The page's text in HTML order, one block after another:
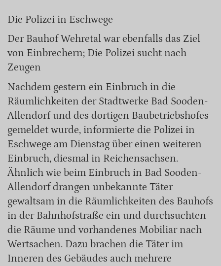
Die Polizei in Eschwege
Der Bauhof Wehretal war ebenfalls das Ziel
von Einbrechern; Die Polizei sucht nach
Zeugen
Nachdem gestern ein Einbruch in die
Räumlichkeiten der Stadtwerke Bad Sooden-
Allendorf und des dortigen Baubetriebshofes
gemeldet wurde, informierte die Polizei in
Eschwege am Dienstag über einen weiteren
Einbruch, diesmal in Reichensachsen.
Ähnlich wie beim Einbruch in Bad Sooden-
Allendorf drangen unbekannte Täter
gewaltsam in die Räumlichkeiten des Bauhofs
in der Bahnhofstraße ein und durchsuchten
die Räume und vorhandenes Mobiliar nach
Wertsachen. Dazu brachen die Täter im
Inneren des Gebäudes auch mehrere